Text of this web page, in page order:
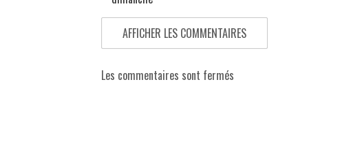
AFFICHER LES COMMENTAIRES
Les commentaires sont fermés